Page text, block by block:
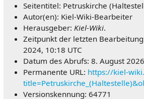
Seitentitel: Petruskirche
Autor(en): Kiel-Wiki-Bearbeiter
Herausgeber:Kiel-Wiki.
Zeitpunkt der letzten
2024, 10:18 UTC
Datum des Abrufs: 8. August
Permanente URL: https://kiel-
Versionskennung: 64771